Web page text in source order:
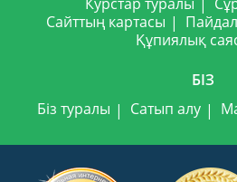
Сайттың картасы
Құпиялық
БІЗ
Біз туралы
Сатып алу